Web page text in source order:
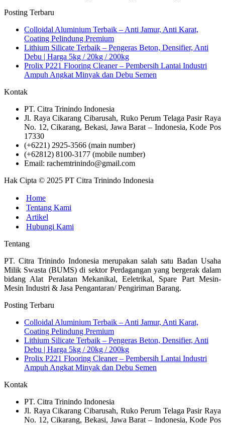
Posting Terbaru
Colloidal Aluminium Terbaik – Anti Jamur, Anti Karat,
Coating Pelindung Premium
Lithium Silicate Terbaik – Pengeras Beton, Densifier, Anti
Debu | Harga 5kg / 20kg / 200kg
Prolix P221 Flooring Cleaner – Pembersih Lantai Industri
Ampuh Angkat Minyak dan Debu Semen
Kontak
PT. Citra Trinindo Indonesia
Jl. Raya Cikarang Cibarusah, Ruko Perum Telaga Pasir Raya
No. 12, Cikarang, Bekasi, Jawa Barat – Indonesia, Kode Pos
17330
(+6221) 2925-3566 (main number)
(+62812) 8100-3177 (mobile number)
Email: rachemtrinindo@gmail.com
Hak Cipta © 2025 PT Citra Trinindo Indonesia
Home
Tentang Kami
Artikel
Hubungi Kami
Tentang
PT. Citra Trinindo Indonesia merupakan salah satu Badan Usaha
Milik Swasta (BUMS) di sektor Perdagangan yang bergerak dalam
bidang Alat Peralatan Mekanikal, Eeletrikal, Spare Part Mesin-
Mesin Industri & Jasa Pengantaran/ Pengiriman Barang.
Posting Terbaru
Colloidal Aluminium Terbaik – Anti Jamur, Anti Karat,
Coating Pelindung Premium
Lithium Silicate Terbaik – Pengeras Beton, Densifier, Anti
Debu | Harga 5kg / 20kg / 200kg
Prolix P221 Flooring Cleaner – Pembersih Lantai Industri
Ampuh Angkat Minyak dan Debu Semen
Kontak
PT. Citra Trinindo Indonesia
Jl. Raya Cikarang Cibarusah, Ruko Perum Telaga Pasir Raya
No. 12, Cikarang, Bekasi, Jawa Barat – Indonesia, Kode Pos